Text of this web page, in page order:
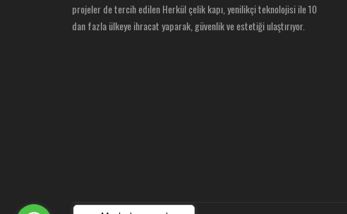
projeler de tercih edilen Herkül çelik kapı, yenilikçi teknolojisi ile 10
dan fazla ülkeye ihracat yaparak, güvenlik ve estetiği ulaştırıyor.